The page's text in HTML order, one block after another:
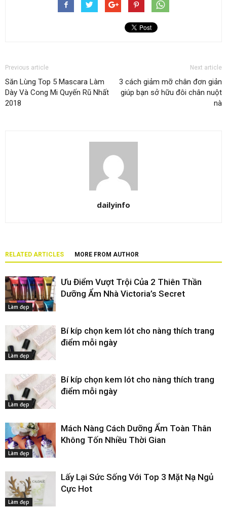
Previous article
Săn Lùng Top 5 Mascara Làm
Dày Và Cong Mi Quyến Rũ Nhất
2018
Next article
3 cách giảm mỡ chân đơn giản
giúp bạn sở hữu đôi chân nuột
nà
dailyinfo
RELATED ARTICLES MORE FROM AUTHOR
Làm đẹp
Ưu Điểm Vượt Trội Của 2 Thiên Thần
Dưỡng Ẩm Nhà Victoria’s Secret
Làm đẹp
Bí kíp chọn kem lót cho nàng thích trang
điểm mỗi ngày
Làm đẹp
Bí kíp chọn kem lót cho nàng thích trang
điểm mỗi ngày
Làm đẹp
Mách Nàng Cách Dưỡng Ẩm Toàn Thân
Không Tốn Nhiều Thời Gian
Làm đẹp
Lấy Lại Sức Sống Với Top 3 Mặt Nạ Ngủ
Cực Hot